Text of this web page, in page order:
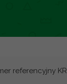
referencyjny